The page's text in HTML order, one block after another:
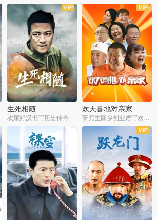
全21集
生死相随
农家好汉书写历史传奇
全35集
欢天喜地对亲家
全21集 全30集